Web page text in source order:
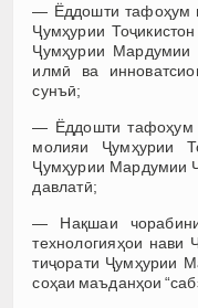
— Ёддошти тафоҳум
Ҷумҳурии
Ҷумҳурии Мардумии
илмӣ ва
сунъӣ;
— Ёддошти тафоҳум
молияи Ҷумҳурии
Ҷумҳурии Мардумии
давлатӣ;
— Нақшаи
технологияҳои нави
тиҷорати Ҷумҳурии
соҳаи маъданҳои